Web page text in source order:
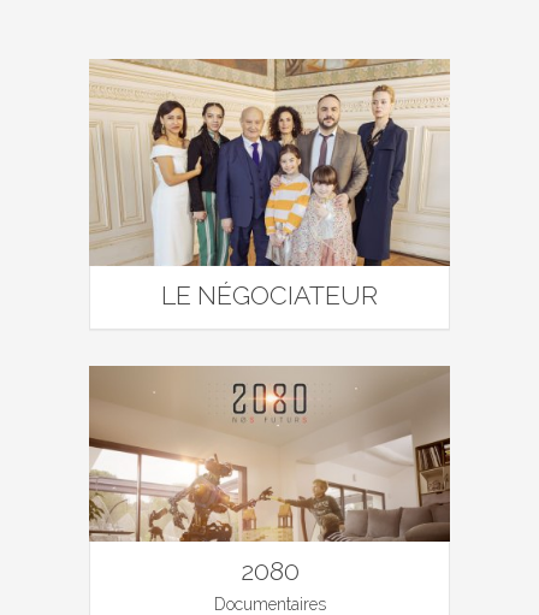
LE NÉGOCIATEUR
2080
Documentaires